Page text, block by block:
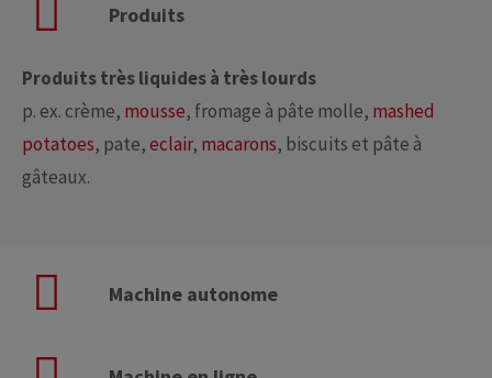
Produits
Produits très liquides à très lourds
p. ex. crème, mousse, fromage à pâte molle, mashed
potatoes, pate,eclair, macarons, biscuits et pâte à
gâteaux.
Machine autonome